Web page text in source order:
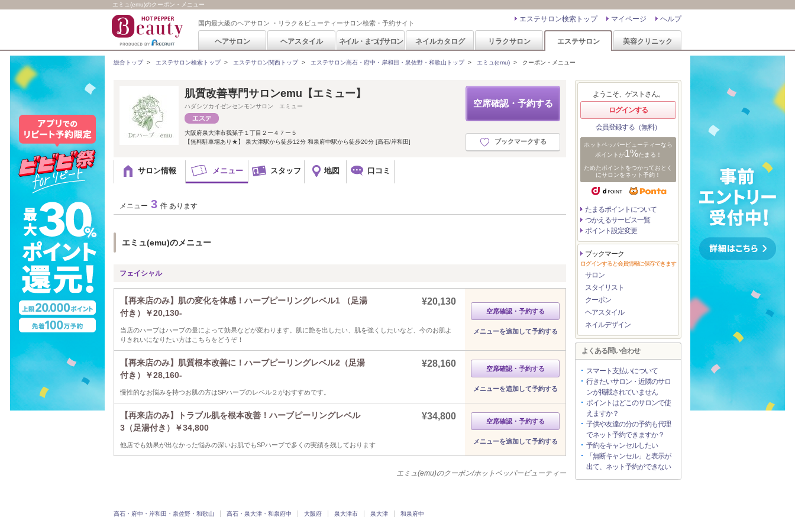
エミュ(emu)のクーポン・メニュー
国内最大級のヘアサロン ・リラク＆ビューティーサロン検索・予約サイト ヘルプ
マイページ
エステサロン検索トップ
ヘアサロン ヘアスタイル ネイル・まつげサロン ネイルカタログ リラクサロン エステサロン 美容クリニック
総合トップ> エステサロン検索トップ> エステサロン関西トップ> エステサロン高石・府中・岸和田・泉佐野・和歌山トップ> エミュ(emu) > クーポン・メニュー
空席確認・予約する
ブックマークする
肌質改善専門サロンemu【エミュー】
ハダシツカイゼンセンモンサロン エミュー
大阪府泉大津市我孫子１丁目２ー４７ー５
【無料駐車場あり★】 泉大津駅から徒歩12分 和泉府中駅から徒歩20分 [高石/岸和田]
サロン情報 メニュー スタッフ 地図 口コミ
メニュー 3 件 あります
エミュ(emu)のメニュー
フェイシャル
【再来店のみ】肌の変化を体感！ハーブピーリングレベル1 （足湯
付き）￥20,130-
¥20,130
当店のハーブはハーブの量によって効果などが変わります。肌に艶を出したい、肌を強くしたいなど、今のお肌よ
りきれいになりたい方はこちらをどうぞ！
空席確認・予約する
メニューを追加して予約する
【再来店のみ】肌質根本改善に！ハーブピーリングレベル2（足湯
付き）￥28,160-
¥28,160
慢性的なお悩みを持つお肌の方はSPハーブのレベル２がおすすめです。
空席確認・予約する
メニューを追加して予約する
【再来店のみ】トラブル肌を根本改善！ハーブピーリングレベル
3（足湯付き）￥34,800
¥34,800
他店でも効果が出なかった悩みの深いお肌でもSPハーブで多くの実績を残しております
空席確認・予約する
メニューを追加して予約する
エミュ(emu)のクーポン/ホットペッパービューティー
ようこそ、ゲストさん。
ログインする
会員登録する（無料）
ホットペッパービューティーなら
ポイントが1%たまる！
ためたポイントをつかっておとく
にサロンをネット予約！
たまるポイントについて
つかえるサービス一覧
ポイント設定変更
ブックマーク
ログインすると会員情報に保存できます
サロン
スタイリスト
クーポン
ヘアスタイル
ネイルデザイン
よくある問い合わせ
スマート支払いについて
行きたいサロン・近隣のサロ
ンが掲載されていません
ポイントはどこのサロンで使
えますか？
子供や友達の分の予約も代理
でネット予約できますか？
予約をキャンセルしたい
「無断キャンセル」と表示が
出て、ネット予約ができない
高石・府中・岸和田・泉佐野・和歌山 高石・泉大津・和泉府中 大阪府 泉大津市 泉大津 和泉府中